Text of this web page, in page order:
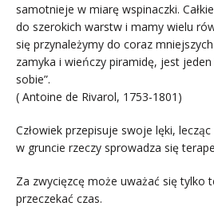
samotnieje w miarę wspinaczki.
do szerokich warstw i mamy wielu
się przynależymy do coraz
zamyka i wieńczy piramidę, jest
sobie”.
( Antoine de Rivarol, 1753-1801)
Człowiek przepisuje swoje lęki,
w gruncie rzeczy sprowadza się
Za zwycięzcę może uważać się tylko
przeczekać czas.